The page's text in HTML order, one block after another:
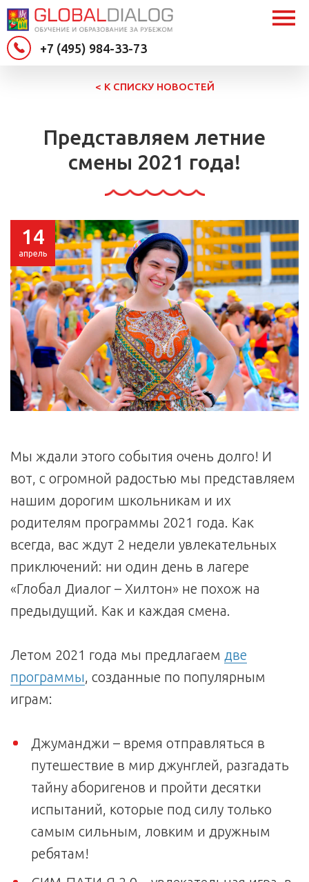
+7 (495) 984-33-73
< К СПИСКУ НОВОСТЕЙ
Представляем летние
смены 2021 года!
14
апрель
Мы ждали этого события очень долго! И
вот, с огромной радостью мы представляем
нашим дорогим школьникам и их
родителям программы 2021 года. Как
всегда, вас ждут 2 недели увлекательных
приключений: ни один день в лагере
«Глобал Диалог – Хилтон» не похож на
предыдущий. Как и каждая смена.
Летом 2021 года мы предлагаем две
программы, созданные по популярным
играм:
Джуманджи – время отправляться в
путешествие в мир джунглей, разгадать
тайну аборигенов и пройти десятки
испытаний, которые под силу только
самым сильным, ловким и дружным
ребятам!